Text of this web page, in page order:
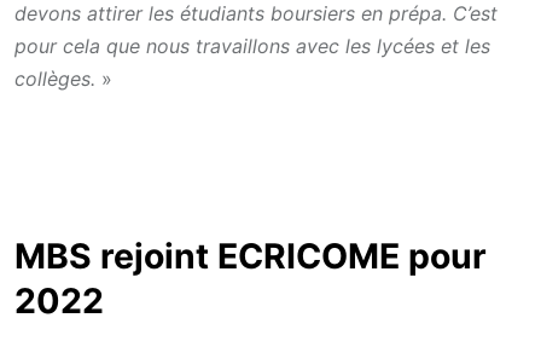
devons attirer les étudiants boursiers en prépa. C’est
pour cela que nous travaillons avec les lycées et les
collèges. »
MBS rejoint ECRICOME pour
2022